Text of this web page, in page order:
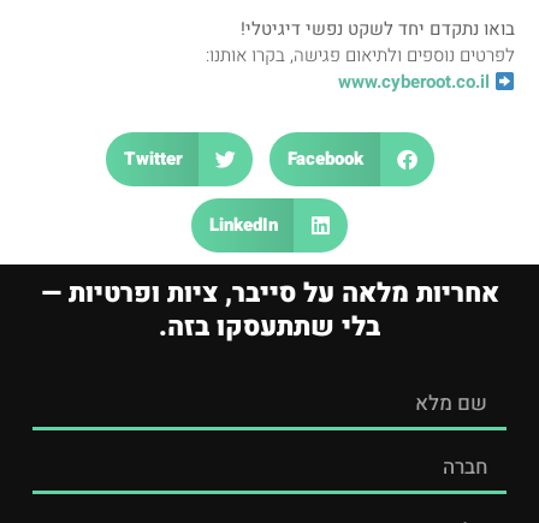
בואו נתקדם יחד לשקט נפשי דיגיטלי!
לפרטים נוספים ולתיאום פגישה, בקרו אותנו:
www.cyberoot.co.il
Facebook
Twitter
LinkedIn
אחריות מלאה על סייבר, ציות ופרטיות —
בלי שתתעסקו בזה.